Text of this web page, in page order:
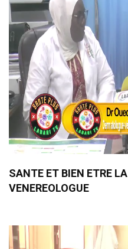
SANTE ET BIEN ETRE
VENEREOLOGUE